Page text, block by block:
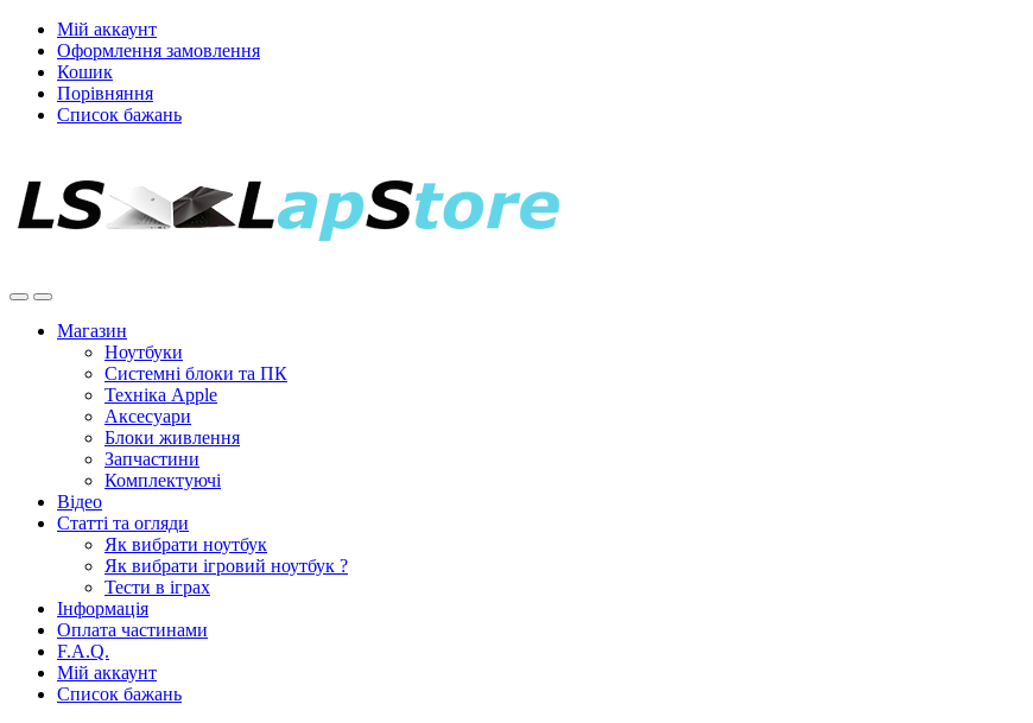
Мій аккаунт
Оформлення замовлення
Кошик
Порівняння
Список бажань
Магазин
Ноутбуки
Системні блоки та ПК
Техніка Apple
Аксесуари
Блоки живлення
Запчастини
Комплектуючі
Відео
Статті та огляди
Як вибрати ноутбук
Як вибрати ігровий ноутбук ?
Тести в іграх
Інформація
Оплата частинами
F.A.Q.
Мій аккаунт
Список бажань